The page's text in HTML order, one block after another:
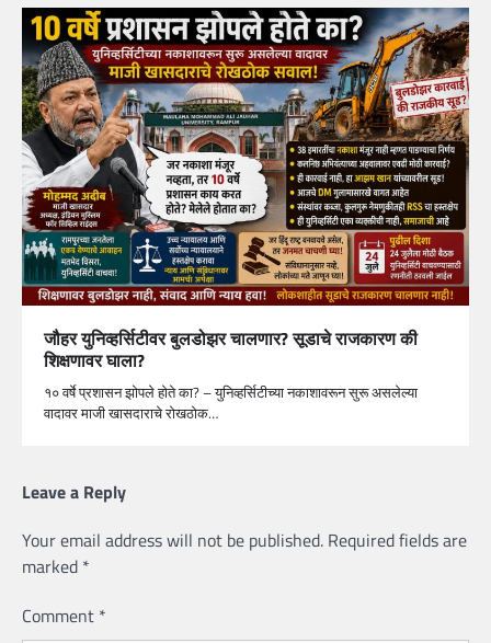
जौहर युनिव्हर्सिटीवर बुलडोझर चालणार? सूडाचे राजकारण की
शिक्षणावर घाला?
१० वर्षे प्रशासन झोपले होते का? – युनिव्हर्सिटीच्या नकाशावरून सुरू असलेल्या
वादावर माजी खासदाराचे रोखठोक…
Leave a Reply
Your email address will not be published. Required fields are
marked *
Comment *